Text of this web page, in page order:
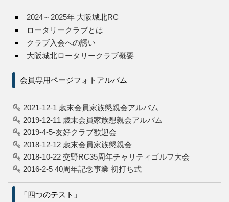
2024～2025年 大阪城北RC
ロータリークラブとは
クラブ入会への誘い
大阪城北ロータリークラブ概要
会員専用ページフォトアルバム
2021-12-1 歳末会員家族懇親会アルバム
2019-12-11 歳末会員家族懇親会アルバム
2019-4-5-友好クラブ歓迎会
2018-12-12 歳末会員家族懇親会
2018-10-22 交野RC35周年チャリティゴルフ大会
2016-2-5 40周年記念事業 初打ち式
「四つのテスト」